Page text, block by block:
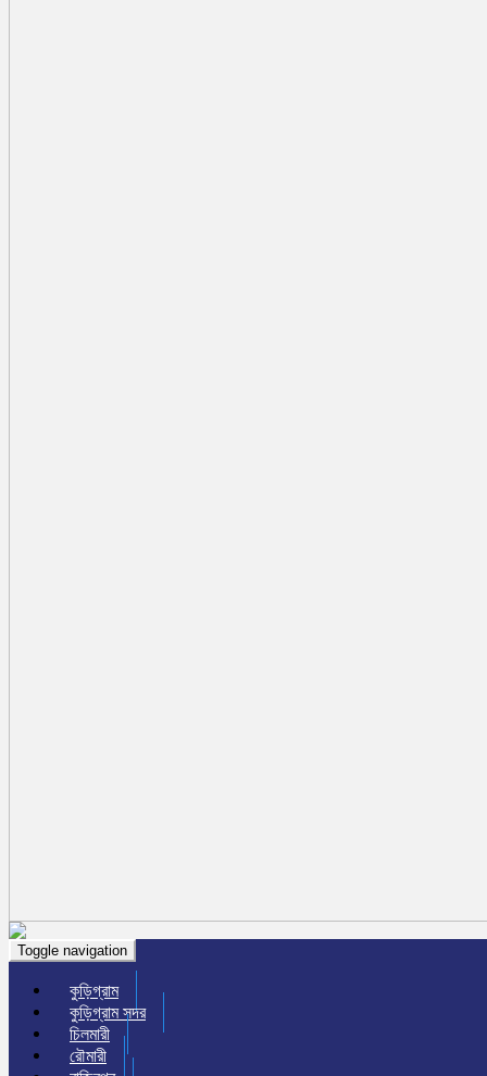
Toggle navigation
কুড়িগ্রাম
কুড়িগ্রাম সদর
চিলমারী
রৌমারী